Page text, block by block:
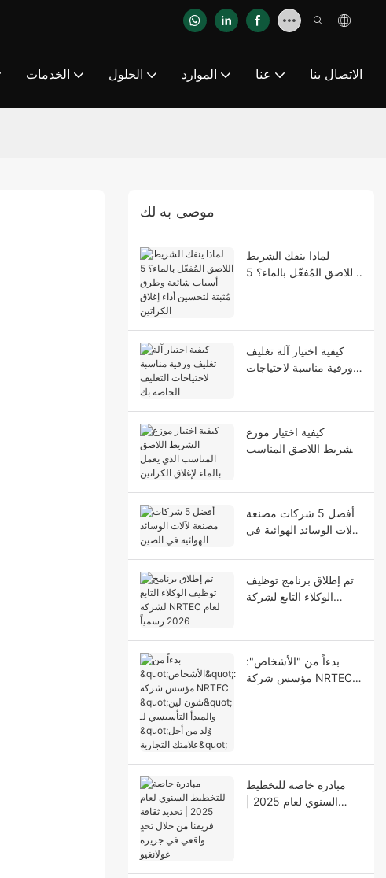
الخدمات الحلول الموارد عنا الاتصال بنا
موصى به لك
لماذا ينفك الشريط
اللاصق المُفعّل بالماء؟ 5
كيفية اختيار آلة تغليف
ورقية مناسبة لاحتياجات
كيفية اختيار موزع
الشريط اللاصق المناسب
أفضل 5 شركات مصنعة
لآلات الوسائد الهوائية في
تم إطلاق برنامج توظيف
الوكلاء التابع لشركة
بدءاً من "الأشخاص":
مؤسس شركة NRTEC
مبادرة خاصة للتخطيط